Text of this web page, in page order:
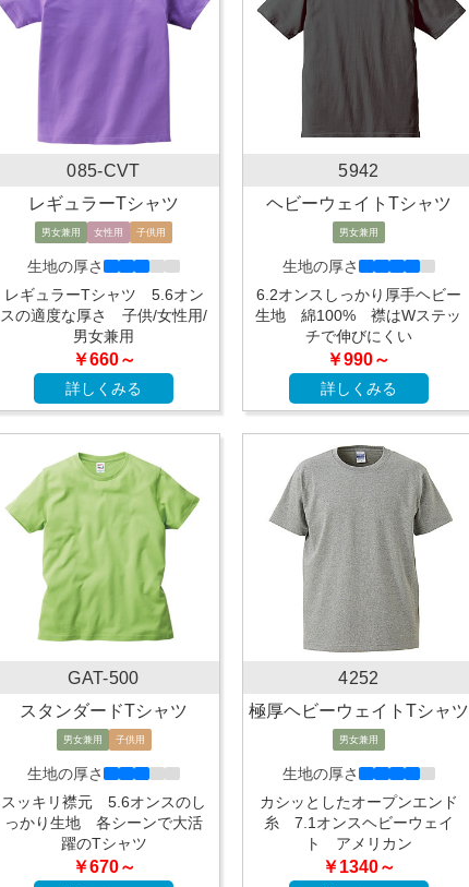
085-CVT
レギュラーTシャツ
男女兼用 女性用 子供用
生地の厚さ
レギュラーTシャツ 5.6オン
スの適度な厚さ 子供/女性用/
男女兼用
￥660～
詳しくみる
5942
ヘビーウェイトTシャツ
男女兼用
生地の厚さ
6.2オンスしっかり厚手ヘビー
生地 綿100% 襟はWステッ
チで伸びにくい
￥990～
詳しくみる
GAT-500
スタンダードTシャツ
男女兼用 子供用
生地の厚さ
スッキリ襟元 5.6オンスのし
っかり生地 各シーンで大活
躍のTシャツ
￥670～
4252
極厚ヘビーウェイトTシャツ
男女兼用
生地の厚さ
カシッとしたオープンエンド
糸 7.1オンスヘビーウェイ
ト アメリカン
￥1340～